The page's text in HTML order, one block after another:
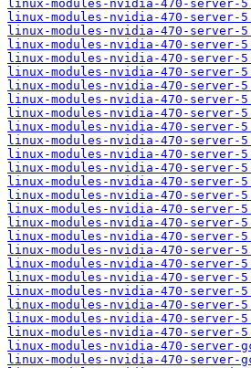
linux-modules-nvidia-470-server-
linux-modules-nvidia-470-server-
linux-modules-nvidia-470-server-
linux-modules-nvidia-470-server-
linux-modules-nvidia-470-server-
linux-modules-nvidia-470-server-
linux-modules-nvidia-470-server-
linux-modules-nvidia-470-server-
linux-modules-nvidia-470-server-
linux-modules-nvidia-470-server-
linux-modules-nvidia-470-server-
linux-modules-nvidia-470-server-
linux-modules-nvidia-470-server-
linux-modules-nvidia-470-server-
linux-modules-nvidia-470-server-
linux-modules-nvidia-470-server-
linux-modules-nvidia-470-server-
linux-modules-nvidia-470-server-
linux-modules-nvidia-470-server-
linux-modules-nvidia-470-server-
linux-modules-nvidia-470-server-
linux-modules-nvidia-470-server-
linux-modules-nvidia-470-server-
linux-modules-nvidia-470-server-
linux-modules-nvidia-470-server-
linux-modules-nvidia-470-server-
linux-modules-nvidia-470-server-